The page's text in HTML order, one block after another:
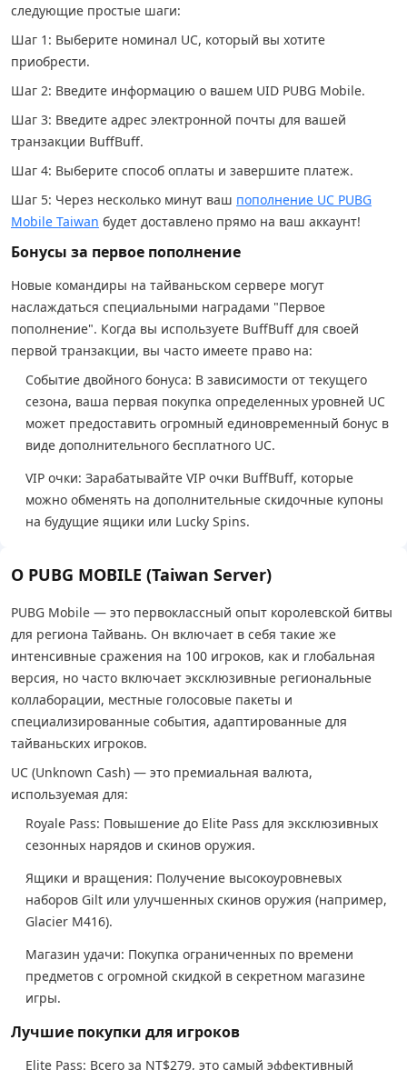
следующие простые шаги:
Шаг 1: Выберите номинал UC, который вы хотите
приобрести.
Шаг 2: Введите информацию о вашем UID PUBG Mobile.
Шаг 3: Введите адрес электронной почты для вашей
транзакции BuffBuff.
Шаг 4: Выберите способ оплаты и завершите платеж.
Шаг 5: Через несколько минут ваш пополнение UC PUBG
Mobile Taiwan будет доставлено прямо на ваш аккаунт!
Бонусы за первое пополнение
Новые командиры на тайваньском сервере могут
наслаждаться специальными наградами "Первое
пополнение". Когда вы используете BuffBuff для своей
первой транзакции, вы часто имеете право на:
Событие двойного бонуса: В зависимости от текущего
сезона, ваша первая покупка определенных уровней UC
может предоставить огромный единовременный бонус в
виде дополнительного бесплатного UC.
VIP очки: Зарабатывайте VIP очки BuffBuff, которые
можно обменять на дополнительные скидочные купоны
на будущие ящики или Lucky Spins.
О PUBG MOBILE (Taiwan Server)
PUBG Mobile — это первоклассный опыт королевской битвы
для региона Тайвань. Он включает в себя такие же
интенсивные сражения на 100 игроков, как и глобальная
версия, но часто включает эксклюзивные региональные
коллаборации, местные голосовые пакеты и
специализированные события, адаптированные для
тайваньских игроков.
UC (Unknown Cash) — это премиальная валюта,
используемая для:
Royale Pass: Повышение до Elite Pass для эксклюзивных
сезонных нарядов и скинов оружия.
Ящики и вращения: Получение высокоуровневых
наборов Gilt или улучшенных скинов оружия (например,
Glacier M416).
Магазин удачи: Покупка ограниченных по времени
предметов с огромной скидкой в секретном магазине
игры.
Лучшие покупки для игроков
Elite Pass: Всего за NT$279, это самый эффективный